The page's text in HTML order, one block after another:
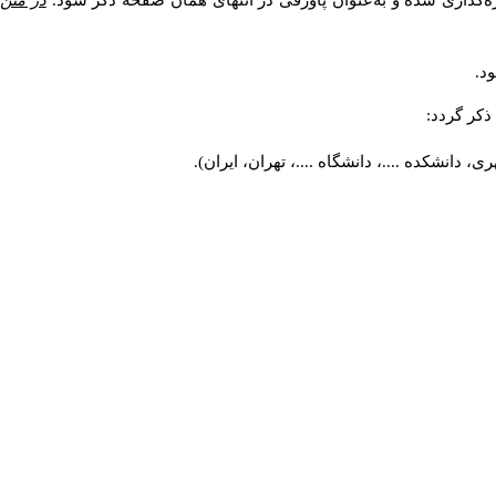
گردد:
دانشکده ....، دانشگاه ....، تهران، ایران).